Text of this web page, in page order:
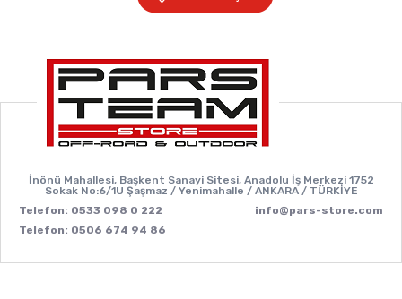
İnönü Mahallesi, Başkent Sanayi Sitesi, Anadolu İş Merkezi 1752
Sokak No:6/1U Şaşmaz / Yenimahalle / ANKARA / TÜRKİYE
Telefon: 0533 098 0 222
info@pars-store.com
Telefon: 0506 674 94 86